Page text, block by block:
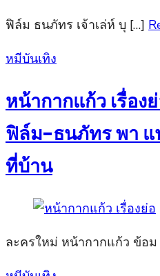
ฟิล์ม ธนภัทร เจ้าเล่ห์ บุ […]
Posted
หมีบันเทิง
หน้ากากแก้ว เรื่อง
ฟิล์ม-ธนภัทร พา
ที่บ้าน
ละครใหม่ หน้ากากแก้ว ข้อม